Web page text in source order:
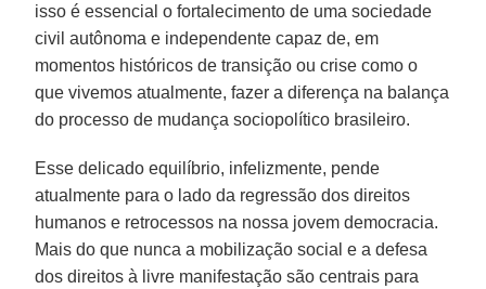
isso é essencial o fortalecimento de uma sociedade
civil autônoma e independente capaz de, em
momentos históricos de transição ou crise como o
que vivemos atualmente, fazer a diferença na balança
do processo de mudança sociopolítico brasileiro.
Esse delicado equilíbrio, infelizmente, pende
atualmente para o lado da regressão dos direitos
humanos e retrocessos na nossa jovem democracia.
Mais do que nunca a mobilização social e a defesa
dos direitos à livre manifestação são centrais para